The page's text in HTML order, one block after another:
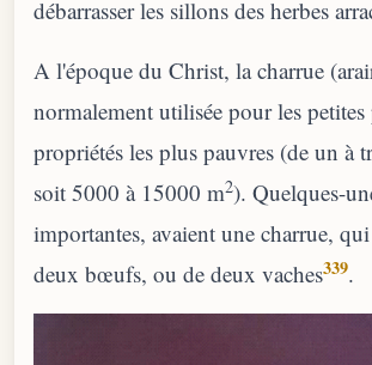
débarrasser les sillons des herbes
A l'époque du Christ, la charrue
normalement utilisée pour les petites
propriétés les plus pauvres (de un à
soit 5000 à 15000 m2). Quelques-
importantes, avaient une charrue,
deux bœufs, ou de deux vaches339.